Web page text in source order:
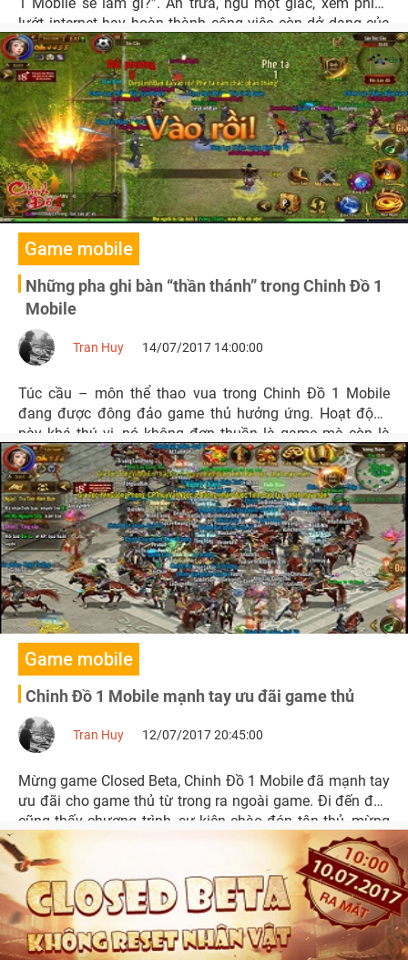
1 Mobile sẽ làm gì?”. Ăn trưa, ngủ một giấc, xem phim,
lướt internet hay hoàn thành công việc còn dở dang của
buổi sáng?
Game mobile
Những pha ghi bàn “thần thánh” trong Chinh Đồ 1
Mobile
Túc cầu – môn thể thao vua trong Chinh Đồ 1 Mobile
đang được đông đảo game thủ hưởng ứng. Hoạt động
này khá thú vị, nó không đơn thuần là game mà còn là
giải trí, là sự trải nghiệm mới lạ trên nền tảng di động.
Game mobile
Chinh Đồ 1 Mobile mạnh tay ưu đãi game thủ
Mừng game Closed Beta, Chinh Đồ 1 Mobile đã mạnh tay
ưu đãi cho game thủ từ trong ra ngoài game. Đi đến đâu
cũng thấy chương trình, sự kiện chào đón tân thủ, mừng
game mở cửa chính thức với quà tràn ngập khắp nơi.